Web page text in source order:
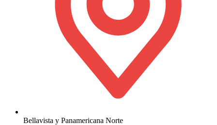
Bellavista y Panamericana Norte